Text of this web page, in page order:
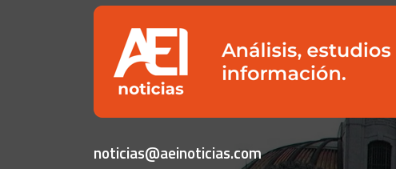
noticias@aeinoticias.com